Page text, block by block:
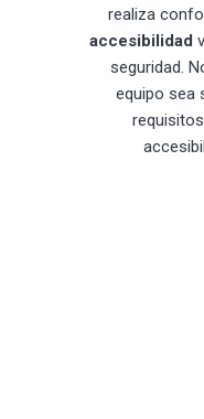
realiza
accesibilidad
seguridad.
equipo sea